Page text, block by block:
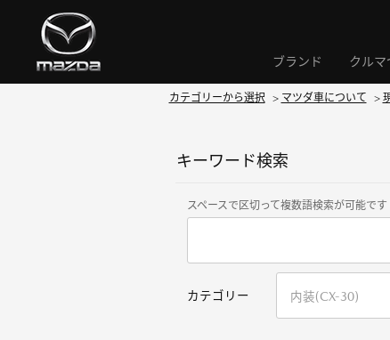
ブランド クルマ
カテゴリーから選択 > マツダ車について >
キーワード検索
スペースで区切って複数語検索が可能です
カテゴリー